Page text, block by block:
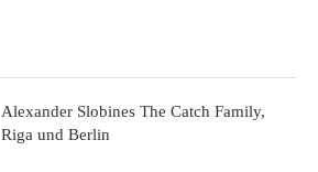
Alexander Slobines The Catch Family,
Riga und Berlin